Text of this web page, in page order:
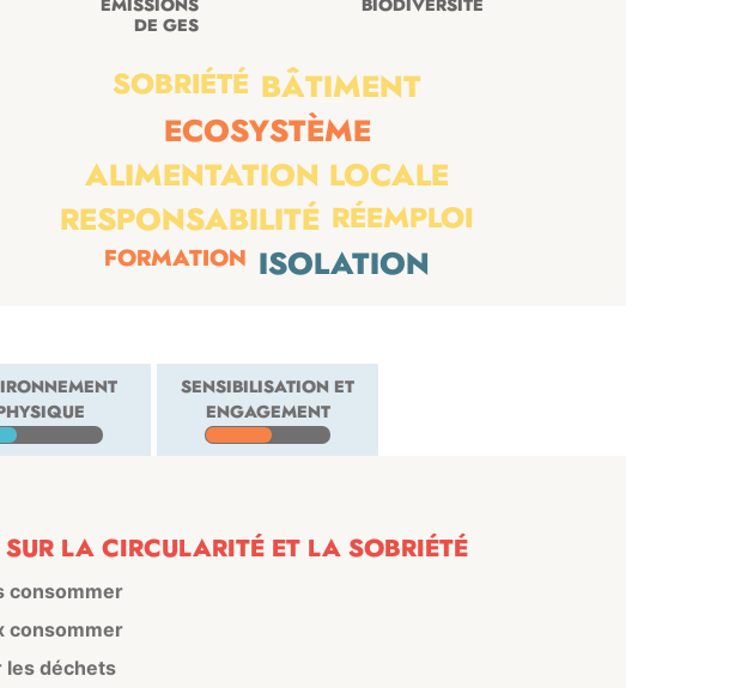
SOBRIÉTÉ
BÂTIMENT
ECOSYSTÈME
ALIMENTATION LOCALE
RESPONSABILITÉ
RÉEMPLOI
FORMATION ISOLATION
PHYSIQUE
SENSIBILISATION ET
ENGAGEMENT
LA CIRCULARITÉ ET LA SOBRIÉTÉ
consommer
consommer
les déchets